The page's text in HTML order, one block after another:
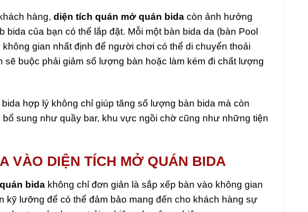
hàng, diện tích quán mở quán bida còn ảnh hưởng
bida của bạn có thể lắp đặt. Mỗi một bàn bida da (bàn Pool
gian nhất định để người chơi có thể di chuyển thoải
sẽ buộc phải giảm số lượng bàn hoặc làm kém đi chất lượng
hợp lý không chỉ giúp tăng số lượng bàn bida mà còn
sung như quầy bar, khu vực ngồi chờ cũng như những tiện
VÀO DIỆN TÍCH MỞ QUÁN BIDA
bida không chỉ đơn giản là sắp xếp bàn vào không gian
kỹ lưỡng để có thể đảm bảo mang đến cho khách hàng sự